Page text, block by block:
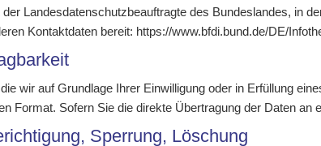
Landesdatenschutzbeauftragte des Bundeslandes, in
Kontaktdaten bereit: https://www.bfdi.bund.de/DE/
wir auf Grundlage Ihrer Einwilligung oder in Erfüllung
Format. Sofern Sie die direkte Übertragung der Daten
Sperrung, Löschung